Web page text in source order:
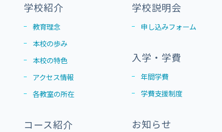
学校紹介
教育理念
本校の歩み
本校の特色
アクセス情報
各教室の所在
コース紹介
学校説明会
申し込みフォーム
入学・学費
年間学費
学費支援制度
お知らせ